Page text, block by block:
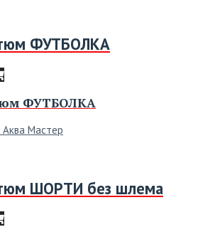
ФУТБОЛКА
ФУТБОЛКА
Мастер
ШОРТИ без шлема